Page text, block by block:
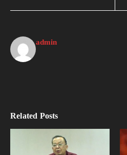
admin
Related Posts